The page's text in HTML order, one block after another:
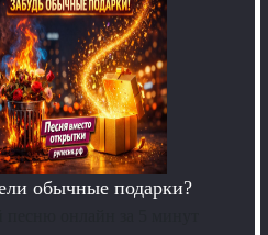
обычные подарки?